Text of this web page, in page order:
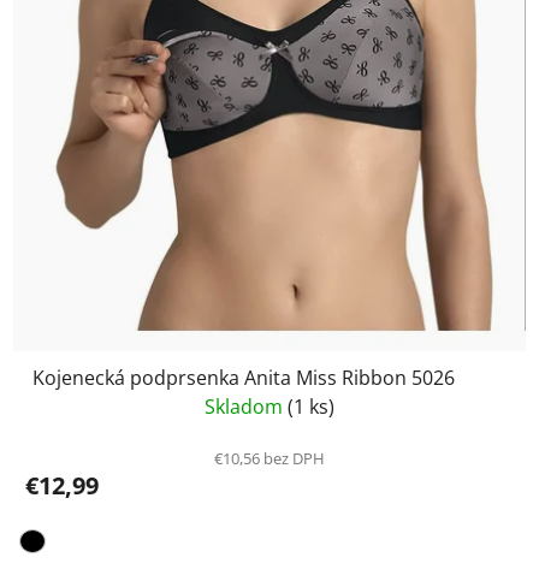
Kojenecká podprsenka Anita Miss Ribbon 5026
Skladom (1 ks)
€10,56 bez DPH
€12,99